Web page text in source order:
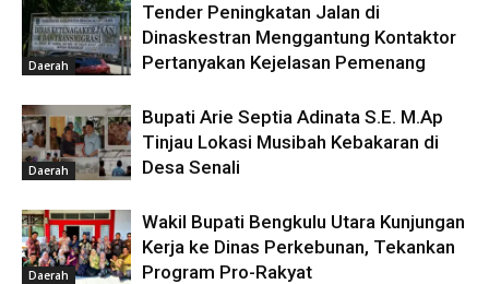
Daerah
Tender Peningkatan Jalan di
Dinaskestran Menggantung Kontaktor
Pertanyakan Kejelasan Pemenang
Daerah
Bupati Arie Septia Adinata S.E. M.Ap
Tinjau Lokasi Musibah Kebakaran di
Desa Senali
Daerah
Wakil Bupati Bengkulu Utara Kunjungan
Kerja ke Dinas Perkebunan, Tekankan
Program Pro-Rakyat